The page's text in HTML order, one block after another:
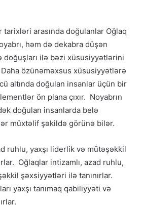
tarixləri arasında doğulanlar Oğlaq
həm də dekabra düşən
doğuşları ilə bəzi xüsusiyyətlərini
özünəməxsus xüsusiyyətlərə
altında doğulan insanlar üçün bir
ön plana çıxır. Noyabrın
doğulan insanlarda belə
müxtəlif şəkildə görünə bilər.
ruhlu, yaxşı liderlik və mütəşəkkil
Oğlaqlar intizamlı, azad ruhlu,
şəxsiyyətləri ilə tanınırlar.
yaxşı tanımaq qabiliyyəti və